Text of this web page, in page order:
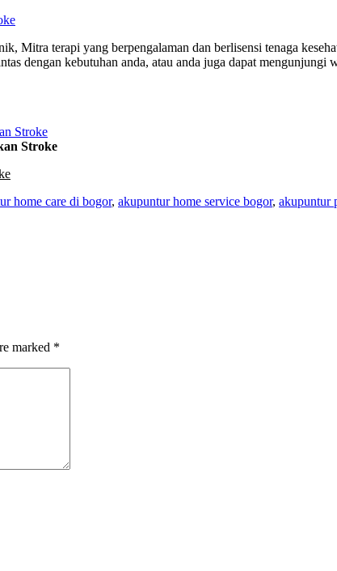
Mitra terapi yang berpengalaman dan berlisensi tenaga
dengan kebutuhan anda, atau anda juga dapat
Stroke
home care di bogor, akupuntur home service bogor, akupuntur
marked *